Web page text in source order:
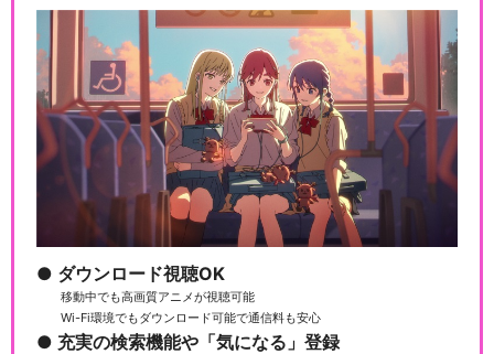
ダウンロード視聴OK
移動中でも高画質アニメが視聴可能
Wi-Fi環境でもダウンロード可能で通信料も安心
充実の検索機能や「気になる」登録